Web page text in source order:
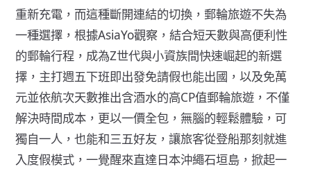
重新充電，而這種斷開連結的切換，郵輪旅遊不失為
一種選擇，根據AsiaYo觀察，結合短天數與高便利性
的郵輪行程，成為Z世代與小資族間快速崛起的新選
擇，主打週五下班即出發免請假也能出國，以及免萬
元並依航次天數推出含酒水的高CP值郵輪旅遊，不僅
解決時間成本，更以一價全包，無腦的輕鬆體驗，可
獨自一人，也能和三五好友，讓旅客從登船那刻就進
入度假模式，一覺醒來直達日本沖繩石垣島，掀起一